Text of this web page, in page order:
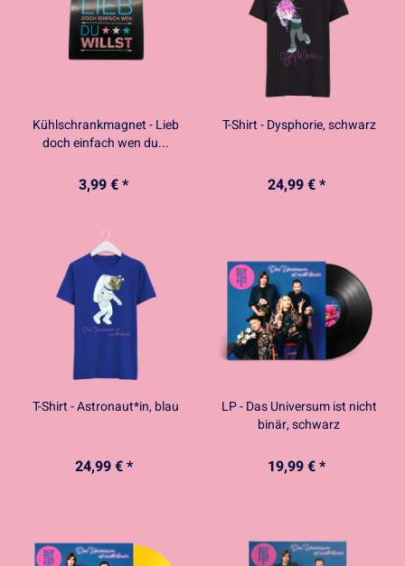
Kühlschrankmagnet - Lieb
doch einfach wen du...
3,99 € *
T-Shirt - Dysphorie, schwarz
24,99 € *
T-Shirt - Astronaut*in, blau
24,99 € *
LP - Das Universum ist nicht
binär, schwarz
19,99 € *